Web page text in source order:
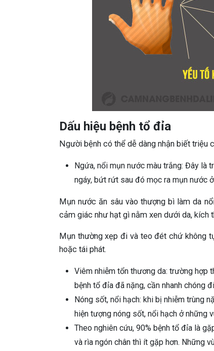
Dấu hiệu bệnh tổ đỉa
Người bệnh có thể dễ dàng nhận biết triệu
Ngứa, nổi mụn nước màu trắng: Đây là
ngáy, bứt rứt sau đó mọc ra mụn nước
Mụn nước ăn sâu vào thượng bì làm da
cảm giác như hạt gì nằm xen dưới da, kích
Mụn thường xẹp đi và teo đét chứ không
hoặc tái phát.
Viêm nhiễm tổn thương da: trường hợp
bệnh tổ đỉa đã nặng, cần nhanh chóng
Nóng sốt, nổi hạch: khi bị nhiễm trùng
hiện tượng nóng sốt, nổi hạch ở những
Theo nghiên cứu, 90% bệnh tổ đỉa là
và rìa ngón chân thì ít gặp hơn. Những